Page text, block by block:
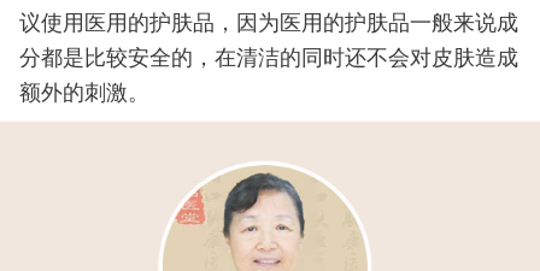
议使用医用的护肤品，因为医用的护肤品一般来说成
分都是比较安全的，在清洁的同时还不会对皮肤造成
额外的刺激。